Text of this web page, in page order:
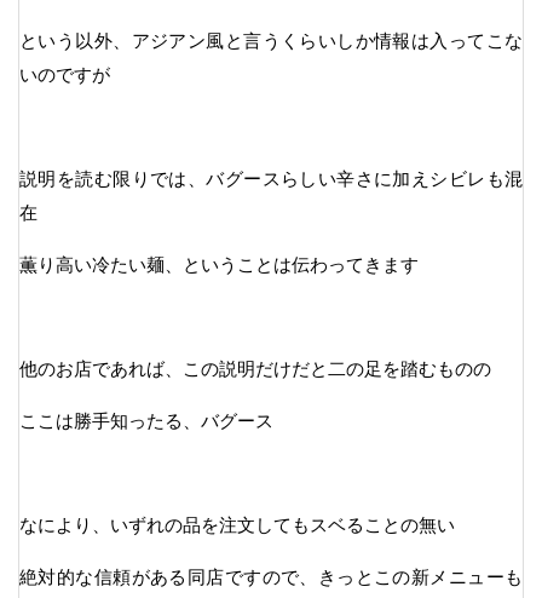
という以外、アジアン風と言うくらいしか情報は入ってこな
いのですが
説明を読む限りでは、バグースらしい辛さに加えシビレも混
在
薫り高い冷たい麺、ということは伝わってきます
他のお店であれば、この説明だけだと二の足を踏むものの
ここは勝手知ったる、バグース
なにより、いずれの品を注文してもスベることの無い
絶対的な信頼がある同店ですので、きっとこの新メニューも